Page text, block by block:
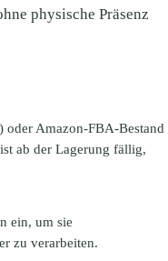
physische Präsenz
oder Amazon-FBA-Bestand
ab der Lagerung fällig,
ein, um sie
zu verarbeiten.